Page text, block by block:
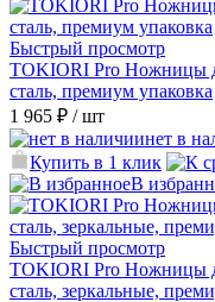
Быстрый просмотр
TOKIORI Pro Ножницы
сталь, премиум упаковка
1 965 ₽ / шт
нет в
Купить в 1 клик
В
Быстрый просмотр
TOKIORI Pro Ножницы
сталь, зеркальные,